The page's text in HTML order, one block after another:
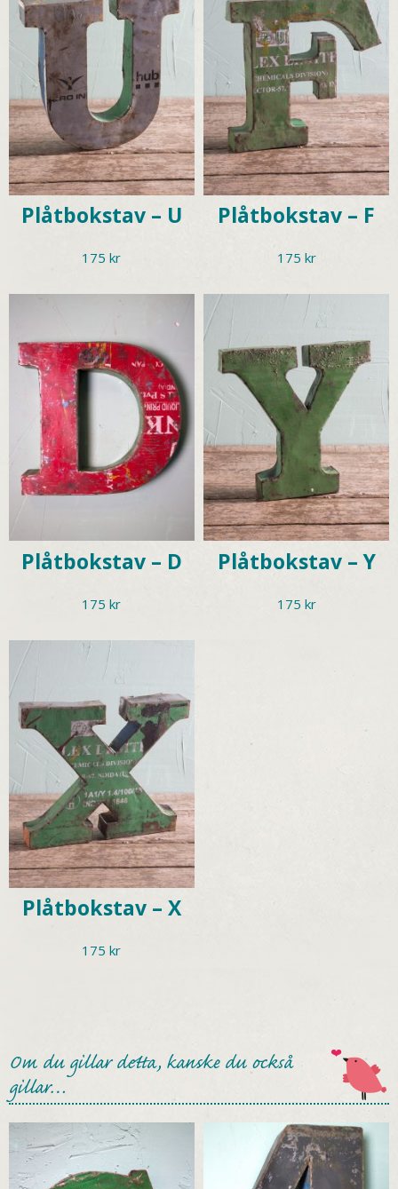
Plåtbokstav – U
175kr
Plåtbokstav – F
175 kr
Plåtbokstav – D
175kr
Plåtbokstav – Y
175 kr
Plåtbokstav – X
175kr
Om du gillar detta, kanske du också
gillar…